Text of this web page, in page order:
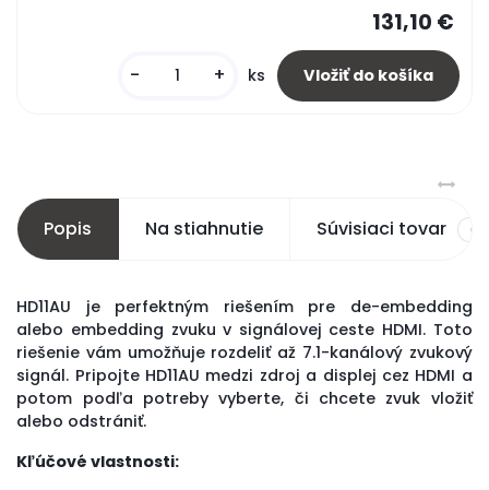
131,10 €
- + ks
Popis Na stiahnutie Súvisiaci tovar 0
HD11AU je perfektným riešením pre de-embedding
alebo embedding zvuku v signálovej ceste HDMI. Toto
riešenie vám umožňuje rozdeliť až 7.1-kanálový zvukový
signál. Pripojte HD11AU medzi zdroj a displej cez HDMI a
potom podľa potreby vyberte, či chcete zvuk vložiť
alebo odstrániť.
Kľúčové vlastnosti: